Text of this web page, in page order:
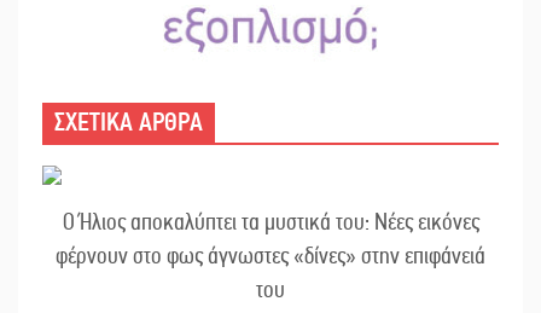
ΣΧΕΤΙΚΑ ΑΡΘΡΑ
Ο Ήλιος αποκαλύπτει τα μυστικά του: Νέες εικόνες
φέρνουν στο φως άγνωστες «δίνες» στην επιφάνειά
του